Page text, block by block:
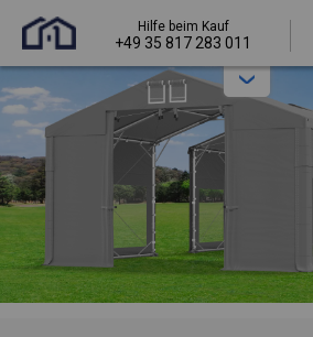
Hilfe beim Kauf
+49 35 817 283 011